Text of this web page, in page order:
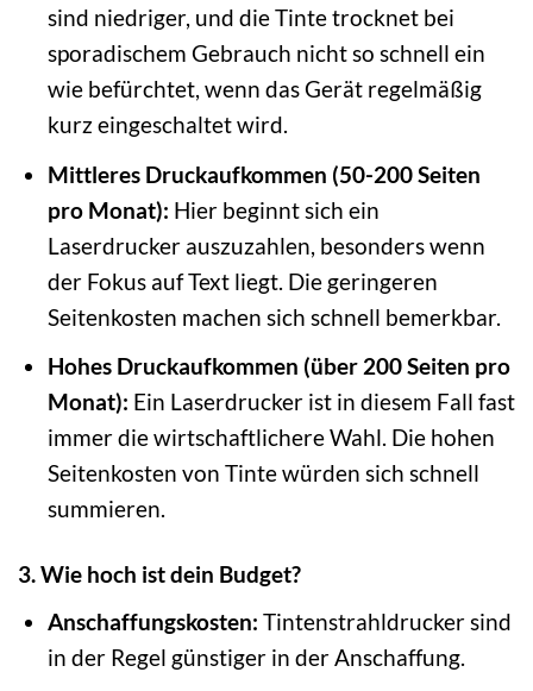
sind niedriger, und die Tinte trocknet bei
sporadischem Gebrauch nicht so schnell ein
wie befürchtet, wenn das Gerät regelmäßig
kurz eingeschaltet wird.
Mittleres Druckaufkommen (50-200 Seiten
pro Monat): Hier beginnt sich ein
Laserdrucker auszuzahlen, besonders wenn
der Fokus auf Text liegt. Die geringeren
Seitenkosten machen sich schnell bemerkbar.
Hohes Druckaufkommen (über 200 Seiten pro
Monat): Ein Laserdrucker ist in diesem Fall fast
immer die wirtschaftlichere Wahl. Die hohen
Seitenkosten von Tinte würden sich schnell
summieren.
3. Wie hoch ist dein Budget?
Anschaffungskosten: Tintenstrahldrucker sind
in der Regel günstiger in der Anschaffung.